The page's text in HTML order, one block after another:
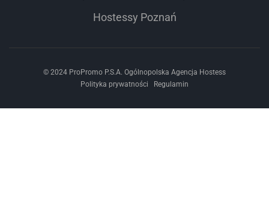
Hostessy Poznań
© 2024 ProPromo P.S.A. Ogólnopolska Agencja Hostess
Polityka prywatności
Regulamin